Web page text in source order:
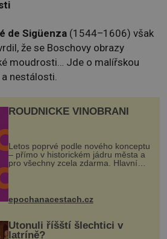
de Sigüenza (1544–1606) však
že se Boschovy obrazy
moudrosti… Jde o malířskou
nestálosti.
ROUDNICKÉ VINOBRANÍ
Letos poprvé podle nového konceptu
– přímo v historickém jádru města a
pro všechny zcela zdarma. Hlavní
program se odehraje na Karlově a
mohou těšit na víno, burčák, pes...
epochanacestach.cz
Utonuli říšští šlechtici v
latríně?